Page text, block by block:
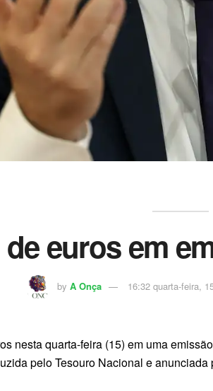
euros em
by A Onça 16:32 quarta-feira,
nesta quarta-feira (15) em uma
pelo Tesouro Nacional e